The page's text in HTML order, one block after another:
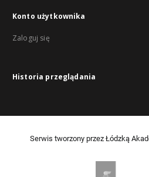
Konto użytkownika
Zaloguj się
Historia przeglądania
Serwis tworzony przez Łódzką